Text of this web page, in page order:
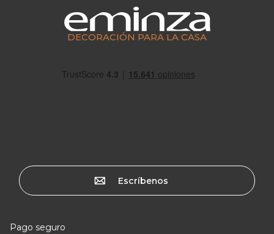
DECORACIÓN PARA LA CASA
Escríbenos
Pago seguro